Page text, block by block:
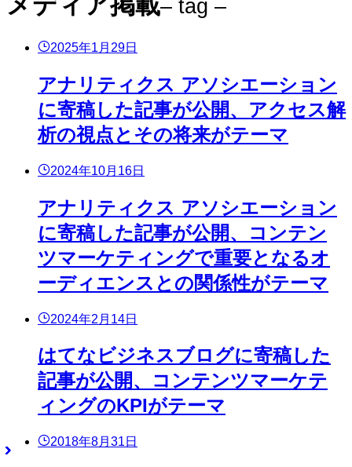
– tag –
2025年1月29日
アナリティクス アソシエーション
に寄稿した記事が公開、アクセス解
析の視点とその将来がテーマ
2024年10月16日
アナリティクス アソシエーション
に寄稿した記事が公開、コンテン
ツマーケティングで重要となるオ
ーディエンスとの関係性がテーマ
2024年2月14日
はてなビジネスブログに寄稿した
記事が公開、コンテンツマーケテ
ィングのKPIがテーマ
2018年8月31日